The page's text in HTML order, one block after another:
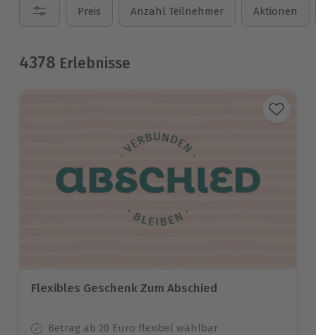
Preis Anzahl Teilnehmer Aktionen
4378 Erlebnisse
Flexibles Geschenk Zum Abschied
Betrag ab 20 Euro flexibel wählbar